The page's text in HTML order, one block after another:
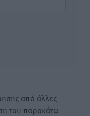
από άλλες
του παρακάτω